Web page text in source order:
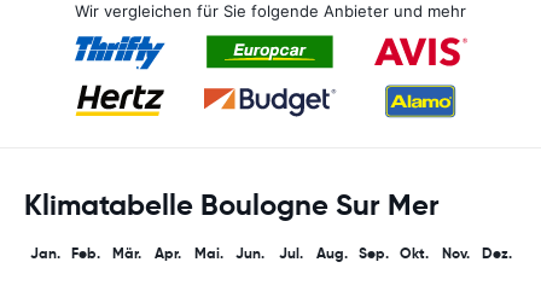
Wir vergleichen für Sie folgende Anbieter und mehr
Klimatabelle Boulogne Sur Mer
Jan. Feb. Mär. Apr. Mai. Jun. Jul. Aug. Sep. Okt. Nov. Dez.